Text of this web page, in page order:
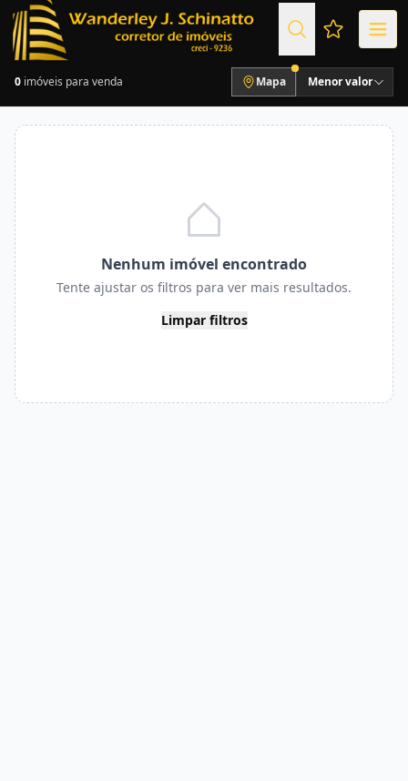
Favoritos
0 imóveis para venda Mapa Menor valor
Nenhum imóvel encontrado
Tente ajustar os filtros para ver mais resultados.
Limpar filtros